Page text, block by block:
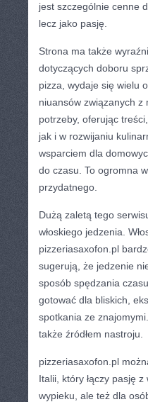
jest szczególnie cenne
lecz jako pasję.
Strona ma także
dotyczących doboru
pizza, wydaje się wielu
niuansów związanych z
potrzeby, oferując
jak i w rozwijaniu
wsparciem dla
do czasu. To ogromna
przydatnego.
Dużą zaletą tego
włoskiego jedzenia.
pizzeriasaxofon.pl
sugerują, że jedzenie
sposób spędzania
gotować dla bliskich,
spotkania ze
także źródłem nastroju.
pizzeriasaxofon.pl
Italii, który łączy pasję
wypieku, ale też dla